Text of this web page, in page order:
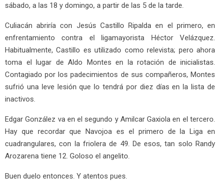
sábado, a las 18 y domingo, a partir de las 5 de la tarde.
Culiacán abriría con Jesús Castillo Ripalda en el primero, en
enfrentamiento contra el ligamayorista Héctor Velázquez.
Habitualmente, Castillo es utilizado como relevista; pero ahora
toma el lugar de Aldo Montes en la rotación de inicialistas.
Contagiado por los padecimientos de sus compañeros, Montes
sufrió una leve lesión que lo tendrá por diez días en la lista de
inactivos.
Edgar González va en el segundo y Amilcar Gaxiola en el tercero.
Hay que recordar que Navojoa es el primero de la Liga en
cuadrangulares, con la friolera de 49. De esos, tan solo Randy
Arozarena tiene 12. Goloso el angelito.
Buen duelo entonces. Y atentos pues.